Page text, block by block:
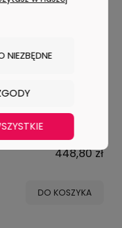
448,80 zł
DO KOSZYKA
NIEZBĘDNE